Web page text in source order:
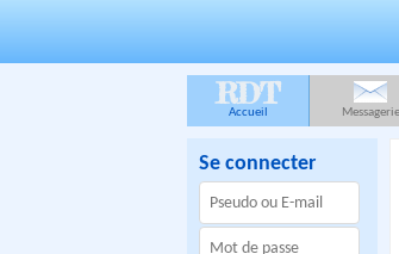
RDT
Accueil Messagerie
Se connecter